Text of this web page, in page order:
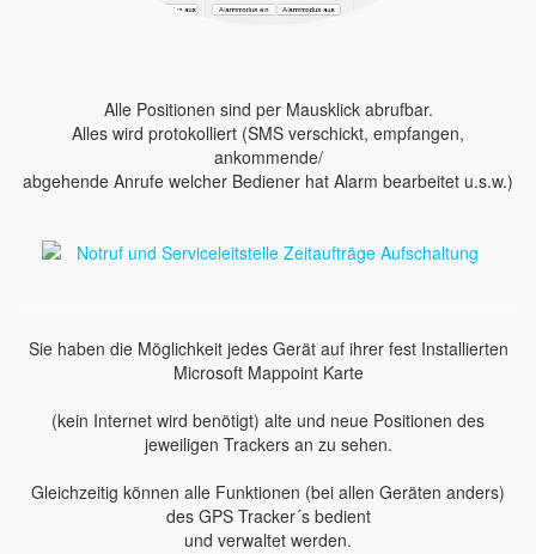
Alle Positionen sind per Mausklick abrufbar.
Alles wird protokolliert (SMS verschickt, empfangen,
ankommende/
abgehende Anrufe welcher Bediener hat Alarm bearbeitet u.s.w.)
Sie haben die Möglichkeit jedes Gerät auf ihrer fest Installierten
Microsoft Mappoint Karte
(kein Internet wird benötigt) alte und neue Positionen des
jeweiligen Trackers an zu sehen.
Gleichzeitig können alle Funktionen (bei allen Geräten anders)
des GPS Tracker´s bedient
und verwaltet werden.